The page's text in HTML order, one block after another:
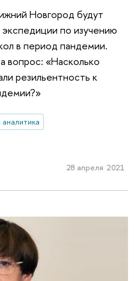
Новгород будут
экспедиции по изучению
в период пандемии.
вопрос: «Насколько
резильентность к
28 апреля 2021